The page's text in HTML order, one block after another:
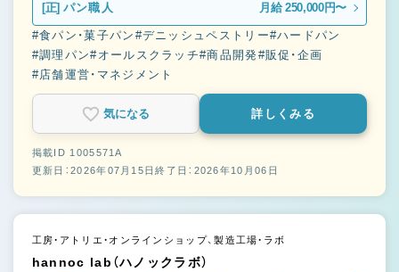
[正] パン職人 月給 250,000円〜
#食パン・菓子パン #デニッシュペストリー#ハードパン
#調理パン#オールスクラッチ#商品開発#販促・企画
#店舗運営・マネジメント
気になる 詳しくみる
掲載ID 1005571A
更新日：2026年07月15日終了日：2026年10月06日
工房・アトリエ・オンラインショップ、製造工場・ラボ
hannoc lab（ハノックラボ）